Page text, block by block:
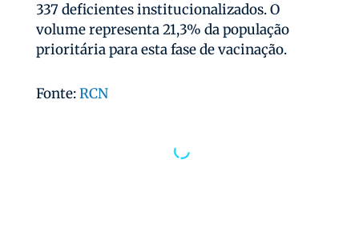
337 deficientes institucionalizados. O
volume representa 21,3% da população
prioritária para esta fase de vacinação.
Fonte:RCN